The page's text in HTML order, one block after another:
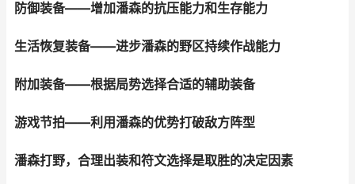
防御装备——增加潘森的抗压能力和生存能力
生活恢复装备——进步潘森的野区持续作战能力
附加装备——根据局势选择合适的辅助装备
游戏节拍——利用潘森的优势打破敌方阵型
潘森打野，合理出装和符文选择是取胜的决定因素